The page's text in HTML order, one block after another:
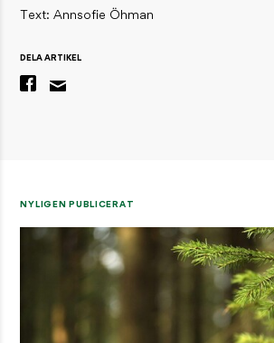
Text: Annsofie Öhman
DELA ARTIKEL
NYLIGEN PUBLICERAT